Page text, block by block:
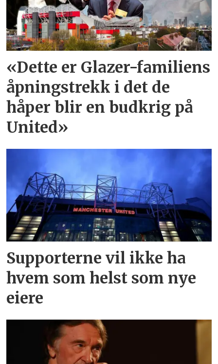
«Dette er Glazer-familiens
åpningstrekk i det de
håper blir en budkrig på
United»
Supporterne vil ikke ha
hvem som helst som nye
eiere